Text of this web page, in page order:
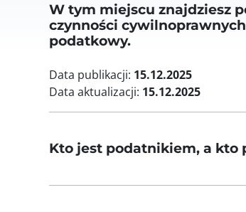
W tym miejscu znajdziesz
czynności
podatkowy.
Data publikacji: 15.12.2025
Data aktualizacji: 15.12.2025
Kto jest podatnikiem, a kto